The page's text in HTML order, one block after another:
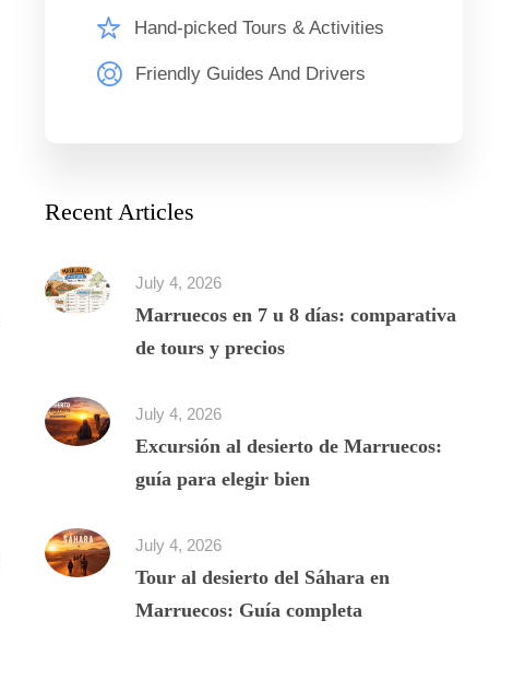
Hand-picked Tours & Activities
Friendly Guides And Drivers
Recent Articles
July 4, 2026
Marruecos en 7 u 8 días: comparativa
de tours y precios
July 4, 2026
Excursión al desierto de Marruecos:
guía para elegir bien
July 4, 2026
Tour al desierto del Sáhara en
Marruecos: Guía completa